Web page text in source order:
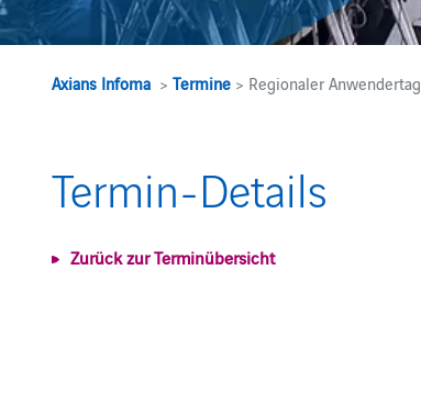
Axians Infoma >Termine > Regionaler
Termin-Details
Zurück zur Terminübersicht